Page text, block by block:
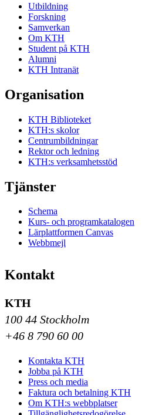
Utbildning
Forskning
Samverkan
Om KTH
Student på KTH
Alumni
KTH Intranät
Organisation
KTH Biblioteket
KTH:s skolor
Centrumbildningar
Rektor och ledning
KTH:s verksamhetsstöd
Tjänster
Schema
Kurs- och programkatalogen
Lärplattformen Canvas
Webbmejl
Kontakt
KTH
100 44 Stockholm
+46 8 790 60 00
Kontakta KTH
Jobba på KTH
Press och media
Faktura och betalning KTH
Om KTH:s webbplatser